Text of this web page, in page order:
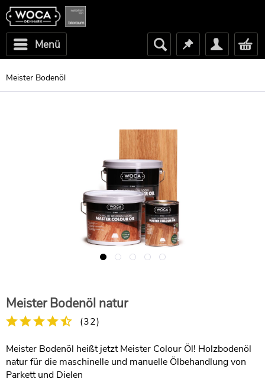
Menü
Meister Bodenöl
Meister Bodenöl natur
(32)
Meister Bodenöl heißt jetzt Meister Colour Öl! Holzbodenöl
natur für die maschinelle und manuelle Ölbehandlung von
Parkett und Dielen